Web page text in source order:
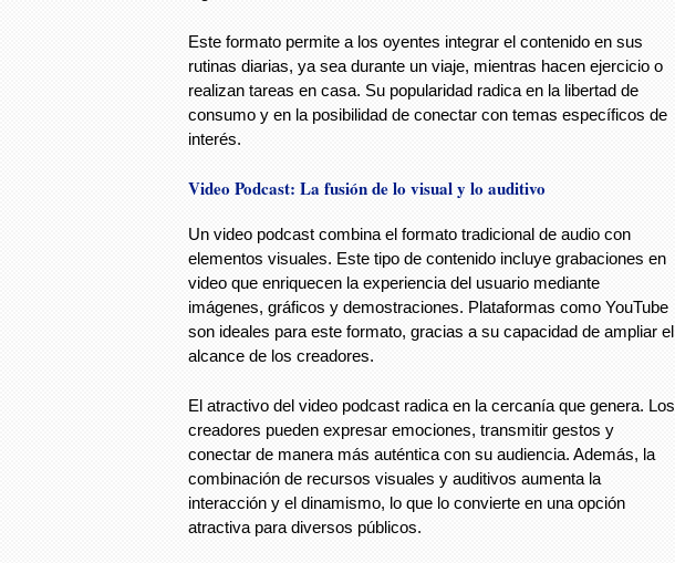
Este formato permite a los oyentes integrar el contenido en sus
rutinas diarias, ya sea durante un viaje, mientras hacen ejercicio o
realizan tareas en casa. Su popularidad radica en la libertad de
consumo y en la posibilidad de conectar con temas específicos de
interés.
Video Podcast: La fusión de lo visual y lo auditivo
Un video podcast combina el formato tradicional de audio con
elementos visuales. Este tipo de contenido incluye grabaciones en
video que enriquecen la experiencia del usuario mediante
imágenes, gráficos y demostraciones. Plataformas como YouTube
son ideales para este formato, gracias a su capacidad de ampliar el
alcance de los creadores.
El atractivo del video podcast radica en la cercanía que genera. Los
creadores pueden expresar emociones, transmitir gestos y
conectar de manera más auténtica con su audiencia. Además, la
combinación de recursos visuales y auditivos aumenta la
interacción y el dinamismo, lo que lo convierte en una opción
atractiva para diversos públicos.